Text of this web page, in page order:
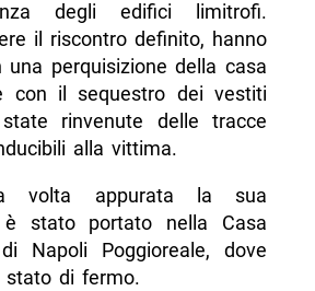
degli edifici limitrofi.
il riscontro definito, hanno
una perquisizione della casa
con il sequestro dei vestiti
rinvenute delle tracce
alla vittima.
volta appurata la sua
è stato portato nella Casa
Napoli Poggioreale, dove
di fermo.